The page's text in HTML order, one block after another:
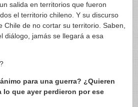
salida en territorios que fueron
el territorio chileno. Y su discurso
Chile de no cortar su territorio. Saben,
diálogo, jamás se llegará a esa
para una guerra? ¿Quieren
lo que ayer perdieron por ese